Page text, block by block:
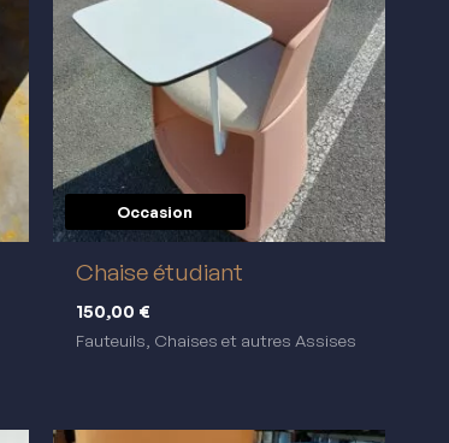
Occasion
réemploi
Chaise étudiant
150,00 €
Fauteuils, Chaises et autres Assises